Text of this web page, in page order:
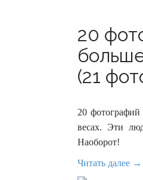
20
(21
20 фотографий
весах. Эти
Наоборот!
Читать далее →